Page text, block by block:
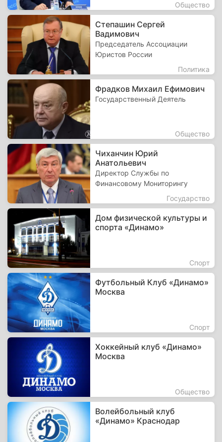
Общество
Степашин Сергей
Вадимович
Председатель Ассоциации
Юристов России
Политика
Фрадков Михаил Ефимович
Государственный Деятель
Общество
Чиханчин Юрий
Анатольевич
Директор Службы по
Финансовому Мониторингу
Государство
Дом физической культуры и
спорта «Динамо»
Спорт
Футбольный Клуб «Динамо»
Москва
Спорт
Хоккейный клуб «Динамо»
Москва
Общество
Волейбольный клуб
«Динамо» Краснодар